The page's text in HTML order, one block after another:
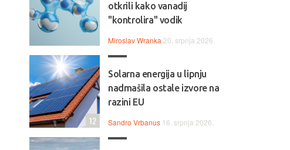
otkrili kako vanadij
"kontrolira" vodik
Miroslav Wranka 20. srpnja 2026.
Solarna energija u lipnju
nadmašila ostale izvore na
razini EU
Sandro Vrbanus 16. srpnja 2026.
12